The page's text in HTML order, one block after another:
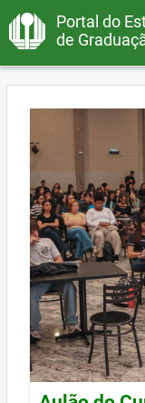
Portal do
de